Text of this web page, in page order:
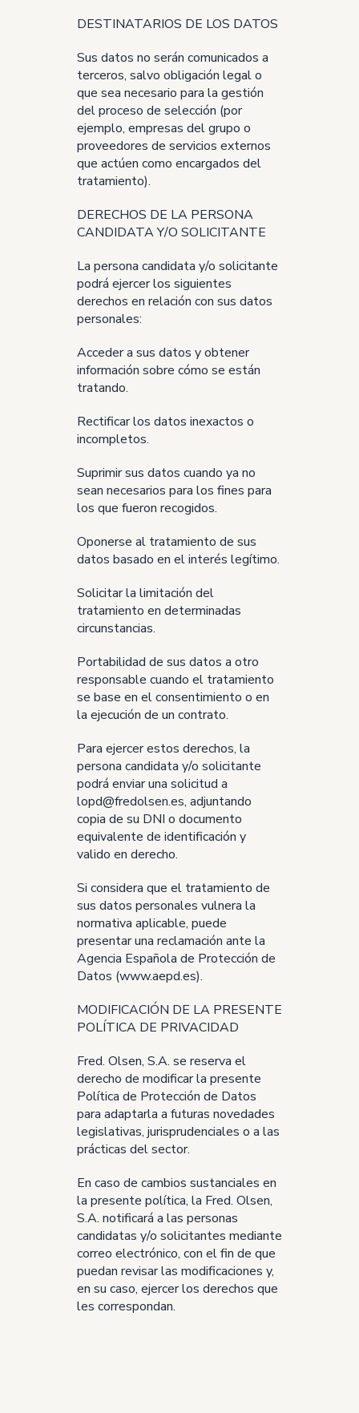
DESTINATARIOS DE LOS DATOS
Sus datos no serán comunicados a
terceros, salvo obligación legal o
que sea necesario para la gestión
del proceso de selección (por
ejemplo, empresas del grupo o
proveedores de servicios externos
que actúen como encargados del
tratamiento).
DERECHOS DE LA PERSONA
CANDIDATA Y/O SOLICITANTE
La persona candidata y/o solicitante
podrá ejercer los siguientes
derechos en relación con sus datos
personales:
Acceder a sus datos y obtener
información sobre cómo se están
tratando.
Rectificar los datos inexactos o
incompletos.
Suprimir sus datos cuando ya no
sean necesarios para los fines para
los que fueron recogidos.
Oponerse al tratamiento de sus
datos basado en el interés legítimo.
Solicitar la limitación del
tratamiento en determinadas
circunstancias.
Portabilidad de sus datos a otro
responsable cuando el tratamiento
se base en el consentimiento o en
la ejecución de un contrato.
Para ejercer estos derechos, la
persona candidata y/o solicitante
podrá enviar una solicitud a
lopd@fredolsen.es, adjuntando
copia de su DNI o documento
equivalente de identificación y
valido en derecho.
Si considera que el tratamiento de
sus datos personales vulnera la
normativa aplicable, puede
presentar una reclamación ante la
Agencia Española de Protección de
Datos (www.aepd.es).
MODIFICACIÓN DE LA PRESENTE
POLÍTICA DE PRIVACIDAD
Fred. Olsen, S.A. se reserva el
derecho de modificar la presente
Política de Protección de Datos
para adaptarla a futuras novedades
legislativas, jurisprudenciales o a las
prácticas del sector.
En caso de cambios sustanciales en
la presente política, la Fred. Olsen,
S.A. notificará a las personas
candidatas y/o solicitantes mediante
correo electrónico, con el fin de que
puedan revisar las modificaciones y,
en su caso, ejercer los derechos que
les correspondan.